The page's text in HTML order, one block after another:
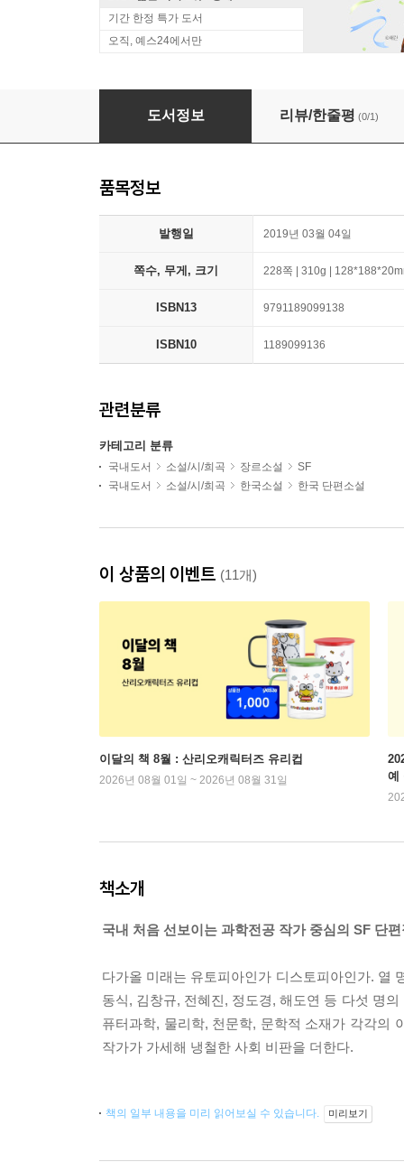
기간 한정 특가 도서
오직, 예스24에서만
텅 빈 거품
도서정보 리뷰/한줄평 (0/1)
품목정보
발행일 2019년 03월 04일
쪽수, 무게, 크기 228쪽 | 310g |
ISBN13 9791189099138
ISBN10 1189099136
관련분류
카테고리 분류
국내도서 소설/시/희곡 장르소설
SF
국내도서
소설/시/희곡 한국소설 한국 단편소설
이 상품의 이벤트 (11개)
이달의 책 8월 : 산리오캐릭터즈 유리컵
2026년 08월 01일 ~ 2026년 08월 31일
예
책소개
국내 처음 선보이는 과학전공 작가 중심의 SF 단편
다가올 미래는 유토피아인가 디스토피아인가. 열
동식, 김창규, 전혜진, 정도경, 해도연 등 다섯 명
퓨터과학, 물리학, 천문학, 문학적 소재가 각각의
작가가 가세해 냉철한 사회 비판을 더한다.
책의 일부 내용을 미리 읽어보실 수 있습니다. 미리보기